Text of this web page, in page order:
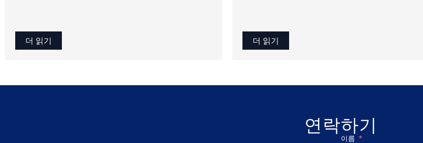
더 읽기 더 읽기
연락하기
이름